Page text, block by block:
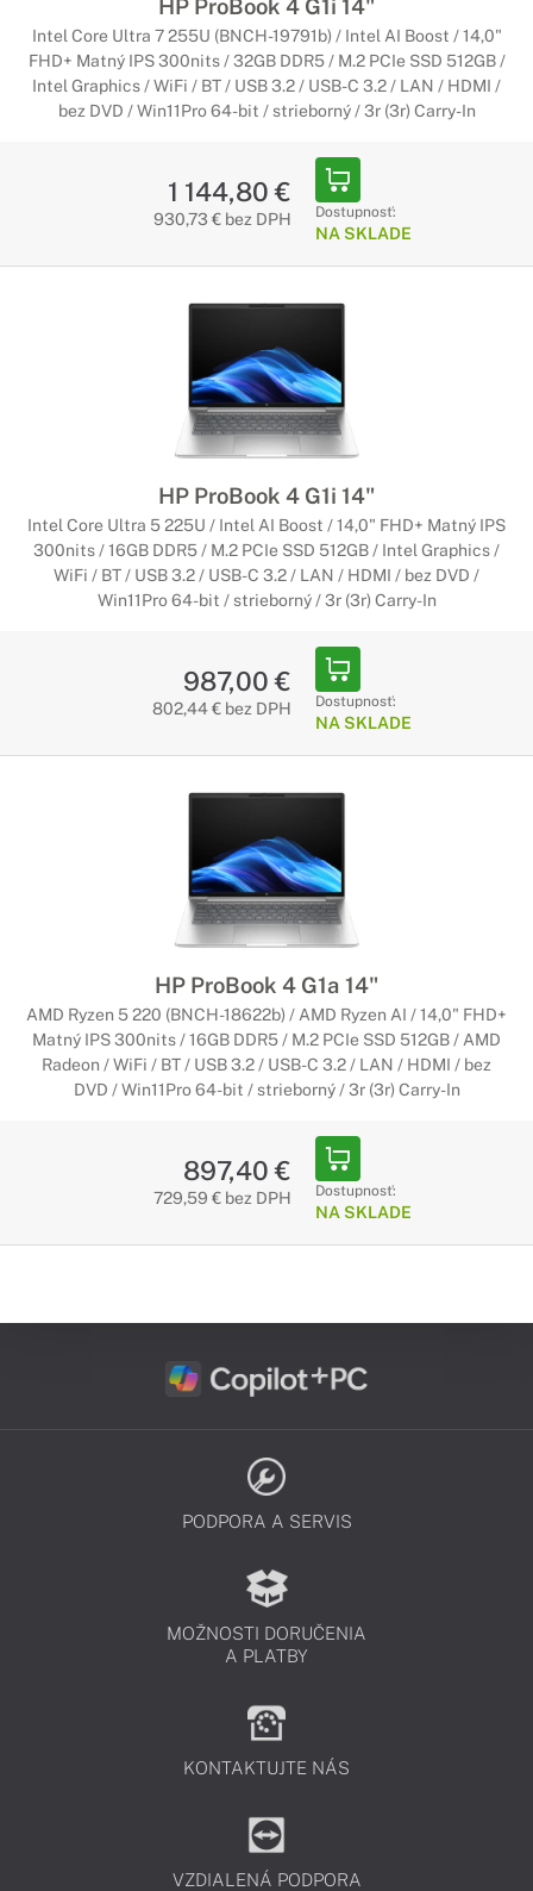
HP ProBook 4 G1i 14"
Intel Core Ultra 7 255U (BNCH-19791b) / Intel AI Boost / 14,0"
FHD+ Matný IPS 300nits / 32GB DDR5 / M.2 PCIe SSD 512GB /
Intel Graphics / WiFi / BT / USB 3.2 / USB-C 3.2 / LAN / HDMI /
bez DVD / Win11Pro 64-bit / strieborný / 3r (3r) Carry-In
1 144,80 €
930,73 € bez DPH Dostupnosť:
NA SKLADE
HP ProBook 4 G1i 14"
Intel Core Ultra 5 225U / Intel AI Boost / 14,0" FHD+ Matný IPS
300nits / 16GB DDR5 / M.2 PCIe SSD 512GB / Intel Graphics /
WiFi / BT / USB 3.2 / USB-C 3.2 / LAN / HDMI / bez DVD /
Win11Pro 64-bit / strieborný / 3r (3r) Carry-In
987,00 €
802,44 € bez DPH Dostupnosť:
NA SKLADE
HP ProBook 4 G1a 14"
AMD Ryzen 5 220 (BNCH-18622b) / AMD Ryzen AI / 14,0" FHD+
Matný IPS 300nits / 16GB DDR5 / M.2 PCIe SSD 512GB / AMD
Radeon / WiFi / BT / USB 3.2 / USB-C 3.2 / LAN / HDMI / bez
DVD / Win11Pro 64-bit / strieborný / 3r (3r) Carry-In
897,40 €
729,59 € bez DPH Dostupnosť:
NA SKLADE
PODPORA A SERVIS
MOŽNOSTI DORUČENIA
A PLATBY
KONTAKTUJTE NÁS
VZDIALENÁ PODPORA